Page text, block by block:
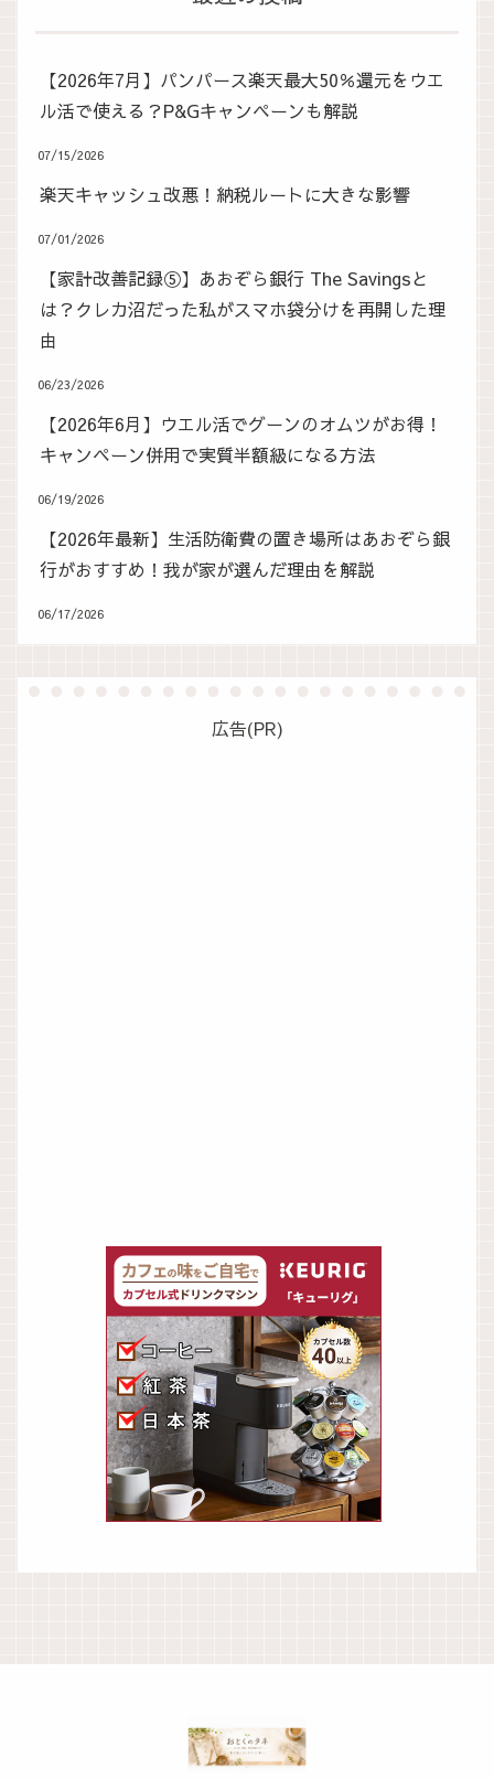
【2026年7月】パンパース楽天最大50％還元をウエ
ル活で使える？P&Gキャンペーンも解説
07/15/2026
楽天キャッシュ改悪！納税ルートに大きな影響
07/01/2026
【家計改善記録⑤】あおぞら銀行 The Savingsと
は？クレカ沼だった私がスマホ袋分けを再開した理
由
06/23/2026
【2026年6月】ウエル活でグーンのオムツがお得！
キャンペーン併用で実質半額級になる方法
06/19/2026
【2026年最新】生活防衛費の置き場所はあおぞら銀
行がおすすめ！我が家が選んだ理由を解説
06/17/2026
広告(PR)